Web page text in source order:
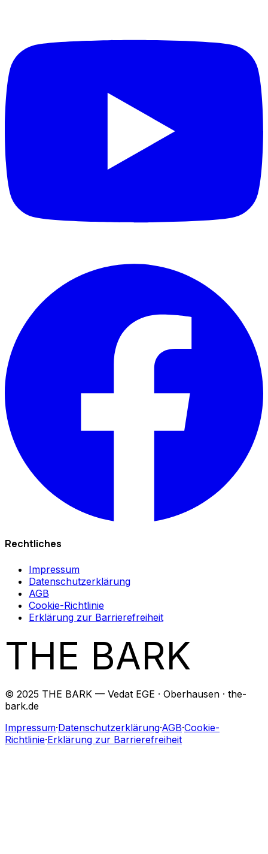
Rechtliches
Impressum
Datenschutzerklärung
AGB
Cookie-Richtlinie
Erklärung zur Barrierefreiheit
THE BARK
© 2025 THE BARK — Vedat EGE · Oberhausen · the-
bark.de
Impressum·Datenschutzerklärung·AGB·Cookie-
Richtlinie·Erklärung zur Barrierefreiheit